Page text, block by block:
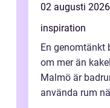
02 augusti 2026
inspiration
En genomtänkt
om mer än
Malmö är
använda rum